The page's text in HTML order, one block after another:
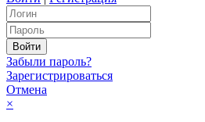
Забыли пароль?
Зарегистрироваться
Отмена
×